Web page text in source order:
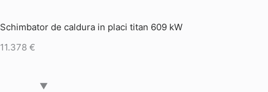
Schimbator de caldura in placi titan 609 kW
11.378 €